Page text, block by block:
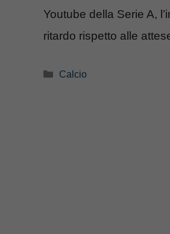
Youtube della Serie A,
ritardo rispetto alle
Categorie
Calcio